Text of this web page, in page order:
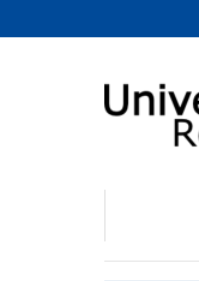
Browsen
direkt zum Inhalt